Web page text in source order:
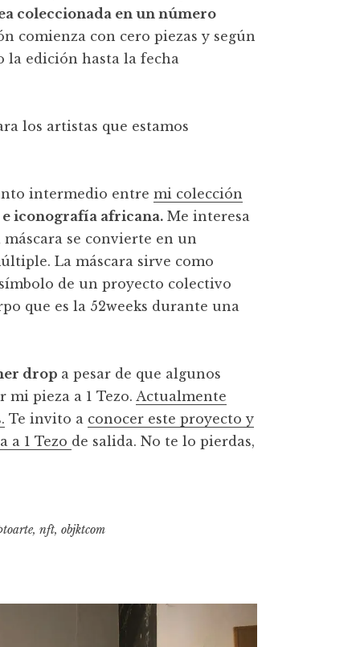
coleccionada en un número
comienza con cero piezas y según
la edición hasta la fecha
los artistas que estamos
intermedio entremi colección
iconografía africana. Me interesa
se convierte en un
La máscara sirve como
de un proyecto colectivo
que es la 52weeks durante una
drop a pesar de que algunos
pieza a 1 Tezo. Actualmente
Te invito a conocer este proyecto y
a 1 Tezo de salida. No te lo pierdas,
, nft, objktcom